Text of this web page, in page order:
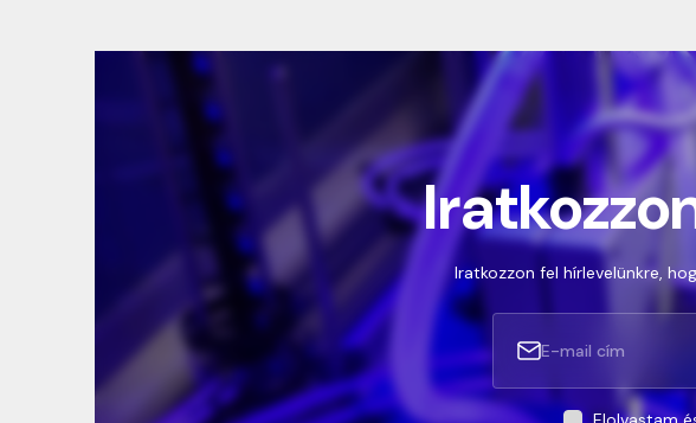
Iratkozzon fel hírlevelünkre,